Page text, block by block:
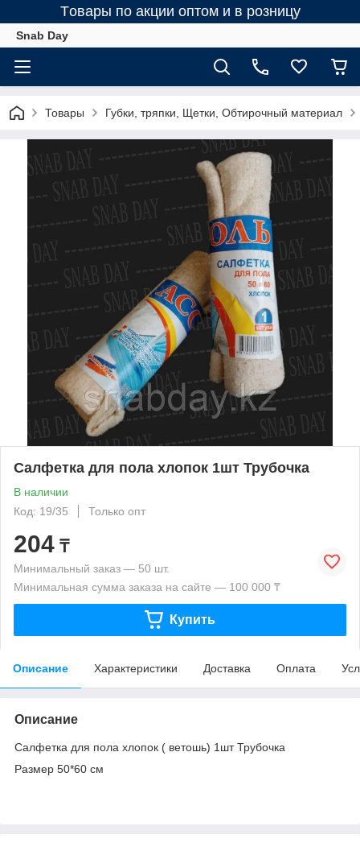
Tовары по акции оптом и в розницу
Snab Day
Товары Губки, тряпки, Щетки, Обтирочный материал
Салфетка для пола хлопок 1шт Трубочка
В наличии
Код: 19/35
Только опт
204 ₸
Минимальный заказ — 50 шт.
Минимальная сумма заказа на сайте — 100 000 ₸
Купить
Описание Характеристики Доставка Оплата
Описание
Салфетка для пола хлопок ( ветошь) 1шт Трубочка
Размер 50*60 см